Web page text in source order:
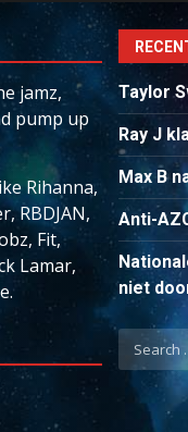
jamz,
pump up
Rihanna,
RBDJAN,
Fit,
Lamar,
Taylor
Ray J
Max B
Anti-
niet
Search
for: